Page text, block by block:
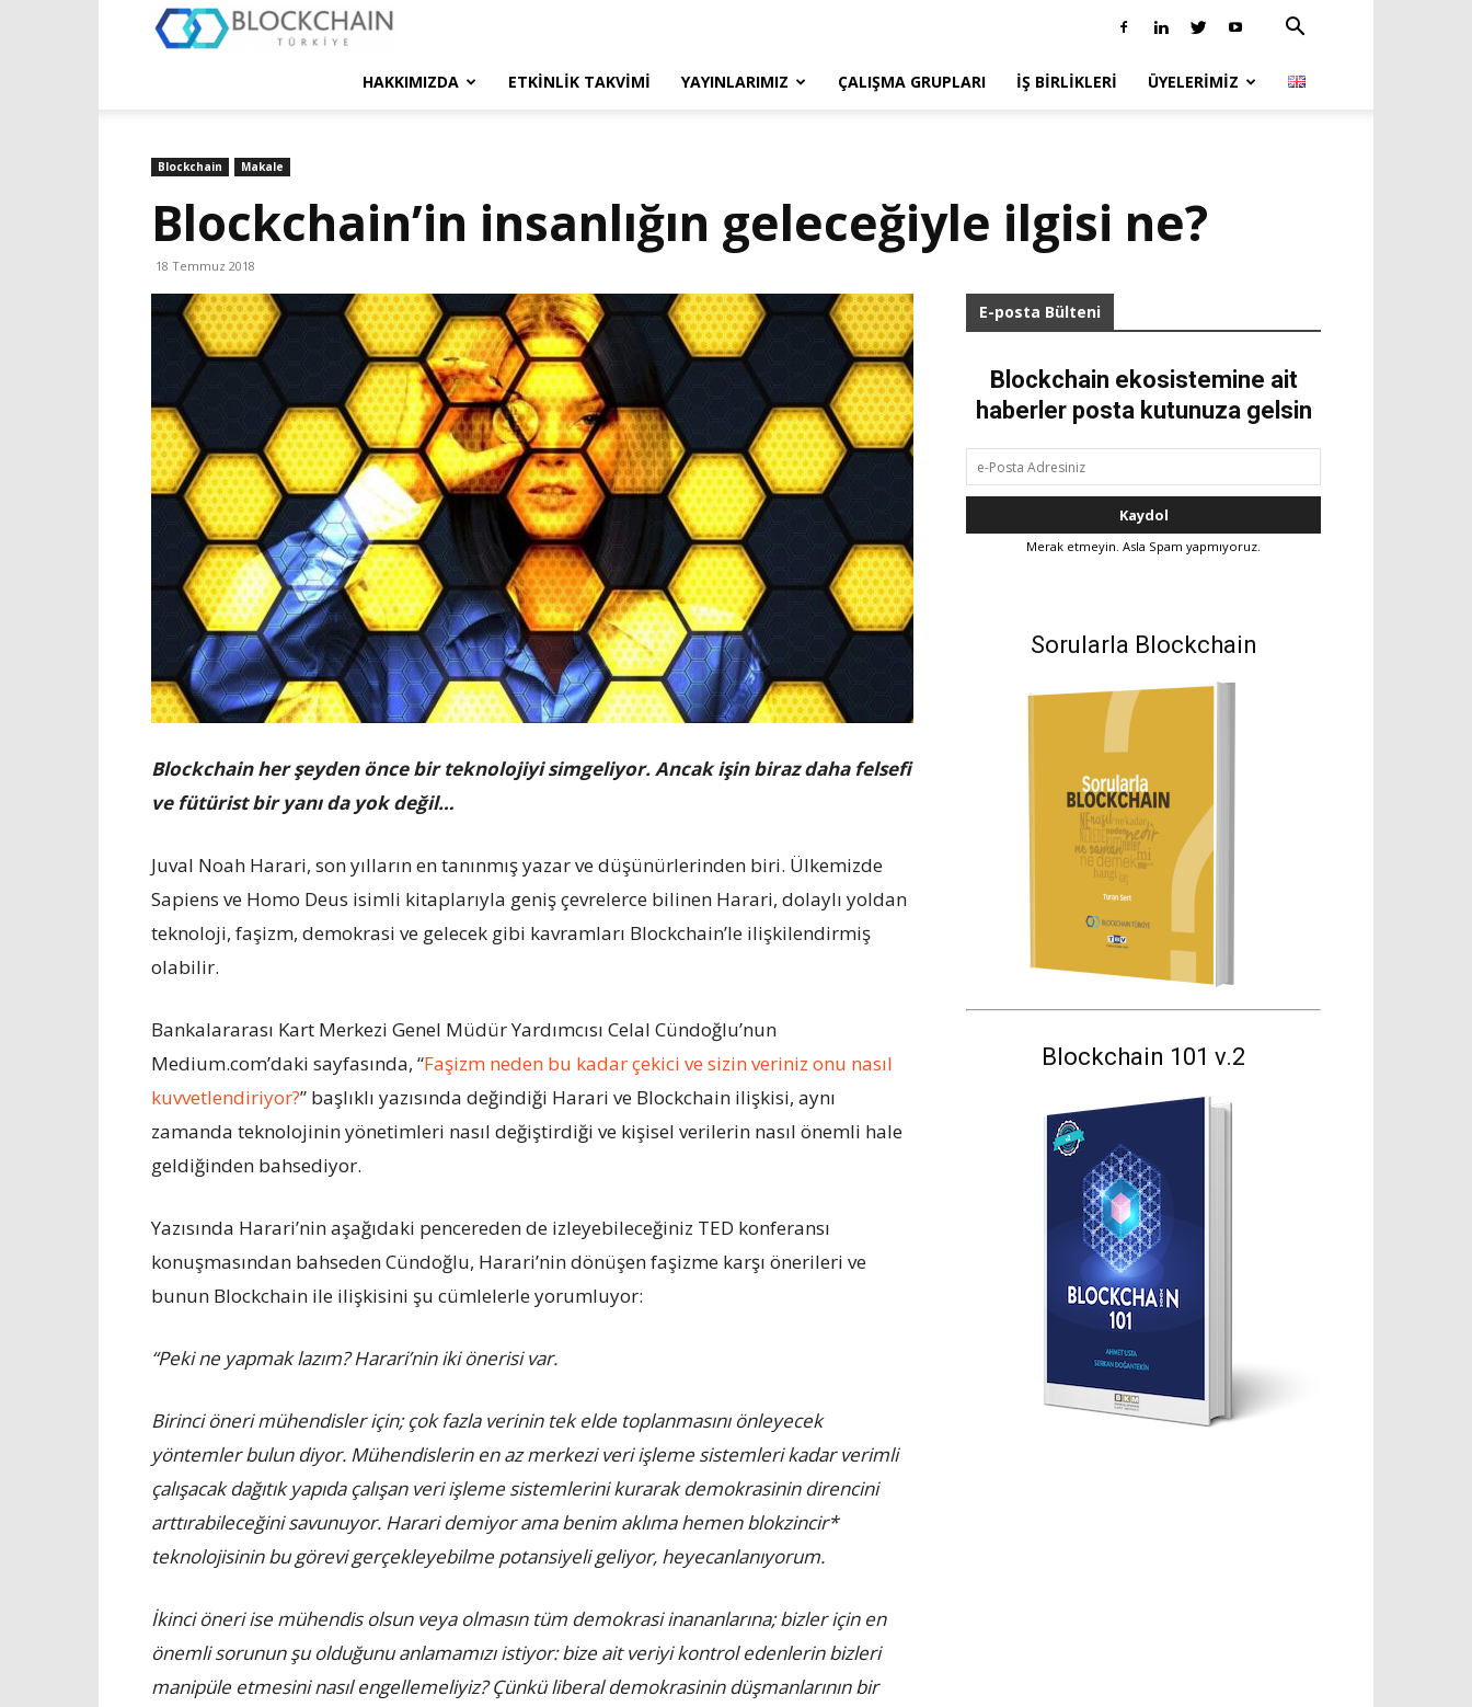
Türkiye
HAKKIMIZDA ETKINLIK TAKVIMI YAYINLARIMIZ ÇALIŞMA GRUPLARI İŞ BIRLIKLERI ÜYELERIMIZ
Blockchain Makale
Blockchain’in insanlığın geleceğiyle ilgisi ne?
18 Temmuz 2018
Blockchain her şeyden önce bir teknolojiyi simgeliyor. Ancak işin biraz daha felsefi
ve fütürist bir yanı da yok değil…
Juval Noah Harari, son yılların en tanınmış yazar ve düşünürlerinden biri. Ülkemizde
Sapiens ve Homo Deus isimli kitaplarıyla geniş çevrelerce bilinen Harari, dolaylı yoldan
teknoloji, faşizm, demokrasi ve gelecek gibi kavramları Blockchain’le ilişkilendirmiş
olabilir.
Bankalararası Kart Merkezi Genel Müdür Yardımcısı Celal Cündoğlu’nun
Medium.com’daki sayfasında, “Faşizm neden bu kadar çekici ve sizin veriniz onu nasıl
kuvvetlendiriyor?” başlıklı yazısında değindiği Harari ve Blockchain ilişkisi, aynı
zamanda teknolojinin yönetimleri nasıl değiştirdiği ve kişisel verilerin nasıl önemli hale
geldiğinden bahsediyor.
Yazısında Harari’nin aşağıdaki pencereden de izleyebileceğiniz TED konferansı
konuşmasından bahseden Cündoğlu, Harari’nin dönüşen faşizme karşı önerileri ve
bunun Blockchain ile ilişkisini şu cümlelerle yorumluyor:
“Peki ne yapmak lazım? Harari’nin iki önerisi var.
Birinci öneri mühendisler için; çok fazla verinin tek elde toplanmasını önleyecek
yöntemler bulun diyor. Mühendislerin en az merkezi veri işleme sistemleri kadar verimli
çalışacak dağıtık yapıda çalışan veri işleme sistemlerini kurarak demokrasinin direncini
arttırabileceğini savunuyor. Harari demiyor ama benim aklıma hemen blokzincir*
teknolojisinin bu görevi gerçekleyebilme potansiyeli geliyor, heyecanlanıyorum.
İkinci öneri ise mühendis olsun veya olmasın tüm demokrasi inananlarına; bizler için en
önemli sorunun şu olduğunu anlamamızı istiyor: bize ait veriyi kontrol edenlerin bizleri
manipüle etmesini nasıl engellemeliyiz? Çünkü liberal demokrasinin düşmanlarının bir
E-posta Bülteni
Blockchain ekosistemine ait
haberler posta kutunuza gelsin
Merak etmeyin. Asla Spam yapmıyoruz.
Sorularla Blockchain
Blockchain 101 v.2